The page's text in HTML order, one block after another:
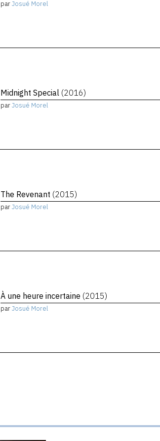
parJosué Morel
Midnight Special (2016)
parJosué Morel
The Revenant (2015)
parJosué Morel
À une heure incertaine (2015)
parJosué Morel